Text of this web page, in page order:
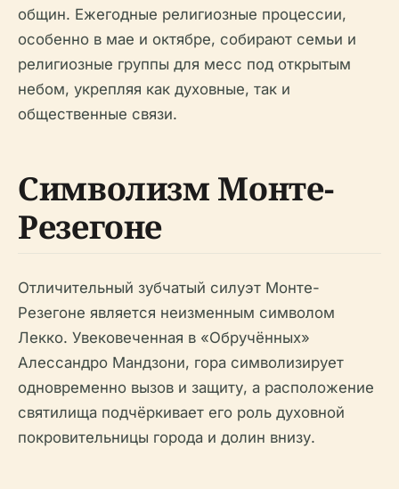
общин. Ежегодные религиозные процессии,
особенно в мае и октябре, собирают семьи и
религиозные группы для месс под открытым
небом, укрепляя как духовные, так и
общественные связи.
Символизм Монте-
Резегоне
Отличительный зубчатый силуэт Монте-
Резегоне является неизменным символом
Лекко. Увековеченная в «Обручённых»
Алессандро Мандзони, гора символизирует
одновременно вызов и защиту, а расположение
святилища подчёркивает его роль духовной
покровительницы города и долин внизу.